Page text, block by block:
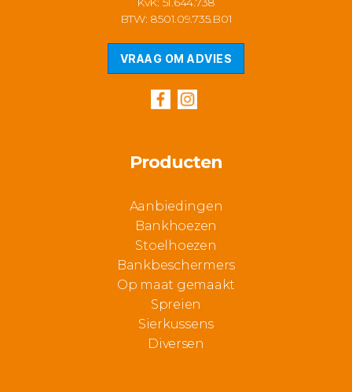
BTW: 8501.09.735.B01
VRAAG OM ADVIES
Producten
Aanbiedingen
Bankhoezen
Stoelhoezen
Bankbeschermers
Op maat gemaakt
Spreien
Sierkussens
Diversen